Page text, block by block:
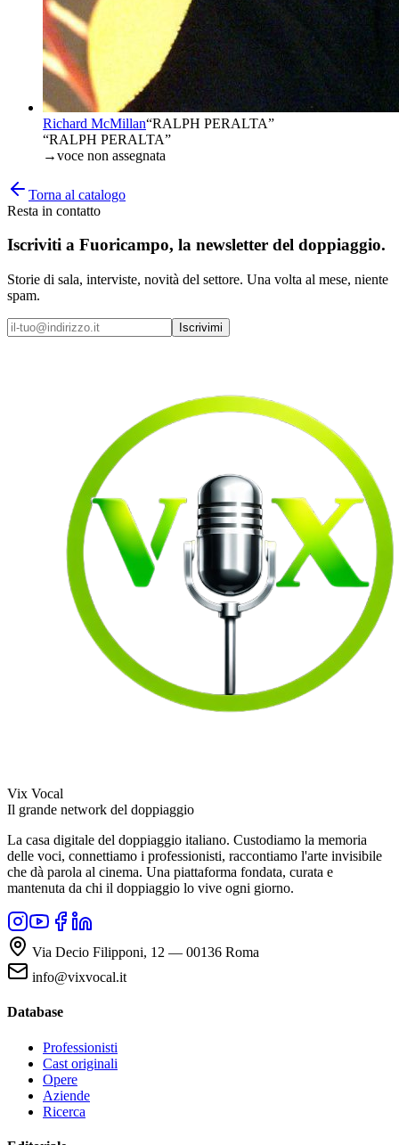
Richard McMillan“RALPH PERALTA”
“RALPH PERALTA”
→voce non assegnata
Torna al catalogo
Resta in contatto
Iscriviti a Fuoricampo, la newsletter del doppiaggio.
Storie di sala, interviste, novità del settore. Una volta al mese, niente
spam.
Iscrivimi
Vix Vocal
Il grande network del doppiaggio
La casa digitale del doppiaggio italiano. Custodiamo la memoria
delle voci, connettiamo i professionisti, raccontiamo l'arte invisibile
che dà parola al cinema. Una piattaforma fondata, curata e
mantenuta da chi il doppiaggio lo vive ogni giorno.
Via Decio Filipponi, 12 — 00136 Roma
info@vixvocal.it
Database
Professionisti
Cast originali
Opere
Aziende
Ricerca